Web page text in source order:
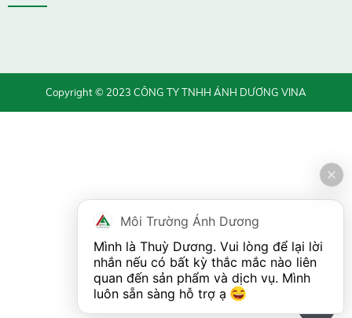
Copyright © 2023 CÔNG TY TNHH ÁNH DƯƠNG VINA
Môi Trường Ánh Dương
Mình là Thuỳ Dương. Vui lòng để lại lời
nhắn nếu có bất kỳ thắc mắc nào liên
quan đến sản phẩm và dịch vụ. Mình
luôn sẵn sàng hỗ trợ ạ